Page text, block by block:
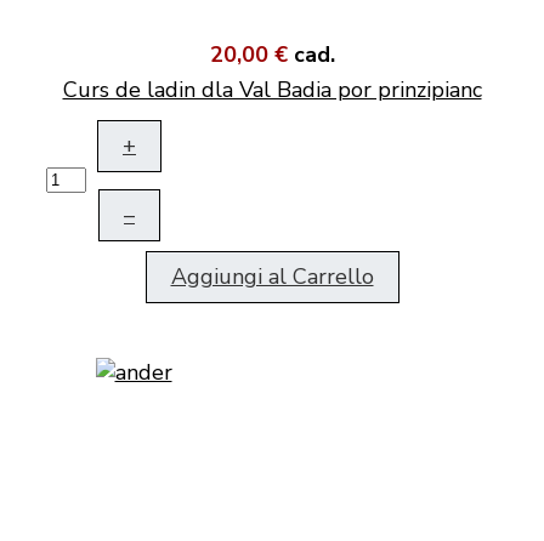
20,00 € cad.
Curs de ladin dla Val Badia por prinzipianc
+
–
Aggiungi al Carrello